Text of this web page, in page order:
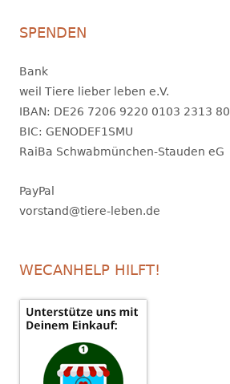
SPENDEN
Bank
weil Tiere lieber leben e.V.
IBAN: DE26 7206 9220 0103 2313 80
BIC: GENODEF1SMU
RaiBa Schwabmünchen-Stauden eG
PayPal
vorstand@tiere-leben.de
WECANHELP HILFT!